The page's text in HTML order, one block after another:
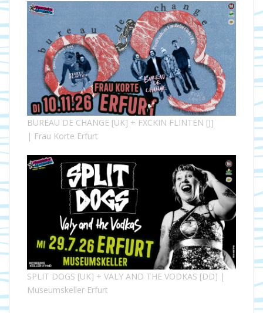
BUREAU DE CHANGE [UK] + FXCKIN FLINTEN [J]
| Frau Korte Erfurt
SPLIT DOGS [UK] + VALY AND THE VODKAS [DD] |
Museumskeller Erfurt